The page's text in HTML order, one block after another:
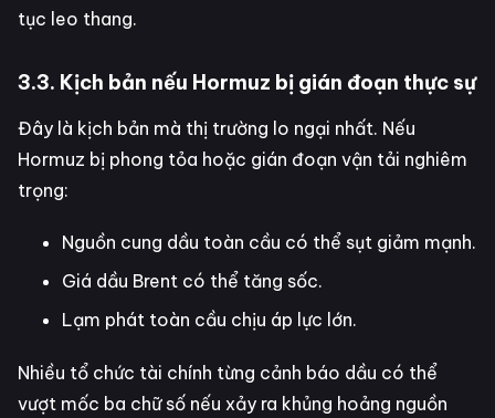
tục leo thang.
3.3. Kịch bản nếu Hormuz bị gián đoạn thực sự
Đây là kịch bản mà thị trường lo ngại nhất. Nếu
Hormuz bị phong tỏa hoặc gián đoạn vận tải nghiêm
trọng:
Nguồn cung dầu toàn cầu có thể sụt giảm mạnh.
Giá dầu Brent có thể tăng sốc.
Lạm phát toàn cầu chịu áp lực lớn.
Nhiều tổ chức tài chính từng cảnh báo dầu có thể
vượt mốc ba chữ số nếu xảy ra khủng hoảng nguồn